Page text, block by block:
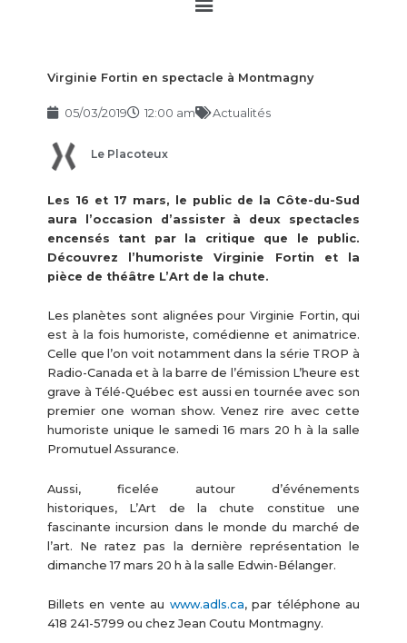
Virginie Fortin en spectacle à Montmagny
05/03/2019 12:00 am Actualités
Le Placoteux
Les 16 et 17 mars, le public de la Côte-du-Sud
aura l’occasion d’assister à deux spectacles
encensés tant par la critique que le public.
Découvrez l’humoriste Virginie Fortin et la
pièce de théâtre L’Art de la chute.
Les planètes sont alignées pour Virginie Fortin, qui
est à la fois humoriste, comédienne et animatrice.
Celle que l’on voit notamment dans la série TROP à
Radio-Canada et à la barre de l’émission L’heure est
grave à Télé-Québec est aussi en tournée avec son
premier one woman show. Venez rire avec cette
humoriste unique le samedi 16 mars 20 h à la salle
Promutuel Assurance.
Aussi, ficelée autour d’événements
historiques, L’Art de la chute constitue une
fascinante incursion dans le monde du marché de
l’art. Ne ratez pas la dernière représentation le
dimanche 17 mars 20 h à la salle Edwin-Bélanger.
Billets en vente au www.adls.ca, par téléphone au
418 241-5799 ou chez Jean Coutu Montmagny.